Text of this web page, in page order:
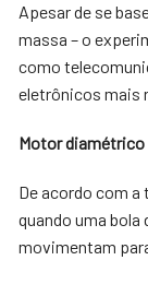
Apesar de se
massa – o
como
eletrônicos mais
Motor diamétrico
De acordo com
quando uma bola
movimentam